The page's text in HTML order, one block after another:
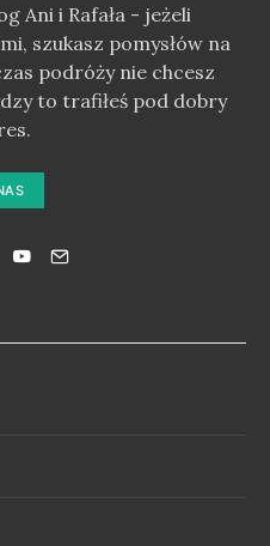
Ani i Rafała - jeżeli
szukasz pomysłów na
podróży nie chcesz
to trafiłeś pod dobry